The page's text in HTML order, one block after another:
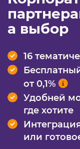
а выбор
16
от 0,1%
Удобней
где хотите
или